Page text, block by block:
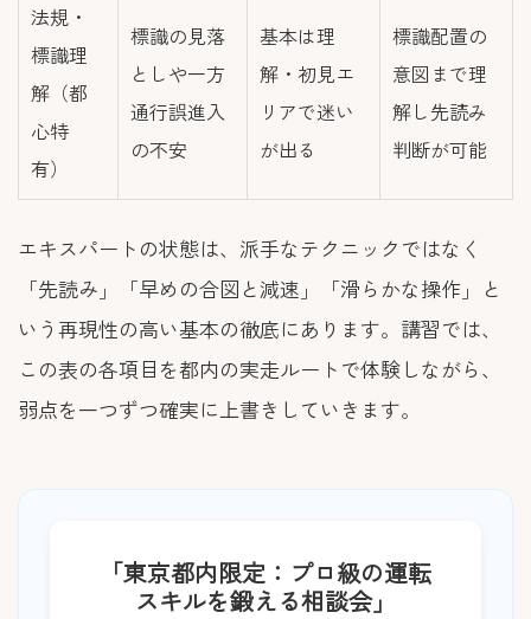
法規・
標識理
解（都
心特
有）
標識の見落
としや一方
通行誤進入
の不安
基本は理
解・初見エ
リアで迷い
が出る
標識配置の
意図まで理
解し先読み
判断が可能
エキスパートの状態は、派手なテクニックではなく
「先読み」「早めの合図と減速」「滑らかな操作」と
いう再現性の高い基本の徹底にあります。講習では、
この表の各項目を都内の実走ルートで体験しながら、
弱点を一つずつ確実に上書きしていきます。
「東京都内限定：プロ級の運転
スキルを鍛える相談会」